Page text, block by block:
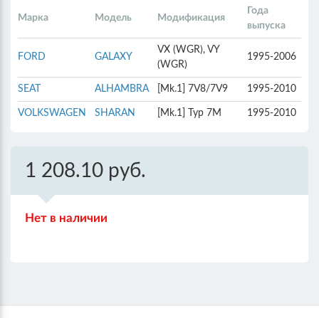
Марка Модель Модификация
Года
выпуска
FORD GALAXY
VX (WGR), VY
(WGR)
1995-2006
SEAT ALHAMBRA [Mk.1] 7V8/7V9 1995-2010
VOLKSWAGEN SHARAN [Mk.1] Typ 7M 1995-2010
1 208.10 руб.
Нет в наличии